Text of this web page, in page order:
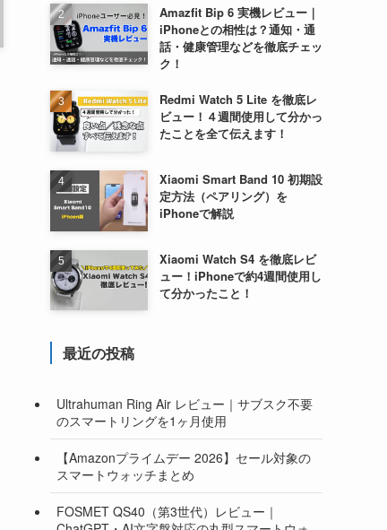
Amazfit Bip 6 実機レビュー｜
iPhoneとの相性は？通知・通
話・健康管理などを徹底チェッ
ク！
Redmi Watch 5 Lite を徹底レ
ビュー！４週間使用して分かっ
たことを全て伝えます！
Xiaomi Smart Band 10 初期設
定方法（ペアリング）を
iPhoneで解説
Xiaomi Watch S4 を徹底レビ
ュー！iPhoneで約4週間使用し
て分かったこと！
最近の投稿
Ultrahuman Ring Air レビュー｜サブスク不要
のスマートリングを1ヶ月使用
【Amazonプライムデー 2026】セール対象の
スマートウォッチまとめ
FOSMET QS40（第3世代）レビュー｜